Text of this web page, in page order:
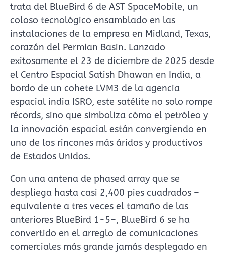
trata del BlueBird 6 de AST SpaceMobile, un
coloso tecnológico ensamblado en las
instalaciones de la empresa en Midland, Texas,
corazón del Permian Basin. Lanzado
exitosamente el 23 de diciembre de 2025 desde
el Centro Espacial Satish Dhawan en India, a
bordo de un cohete LVM3 de la agencia
espacial india ISRO, este satélite no solo rompe
récords, sino que simboliza cómo el petróleo y
la innovación espacial están convergiendo en
uno de los rincones más áridos y productivos
de Estados Unidos.
Con una antena de phased array que se
despliega hasta casi 2,400 pies cuadrados –
equivalente a tres veces el tamaño de las
anteriores BlueBird 1-5–, BlueBird 6 se ha
convertido en el arreglo de comunicaciones
comerciales más grande jamás desplegado en